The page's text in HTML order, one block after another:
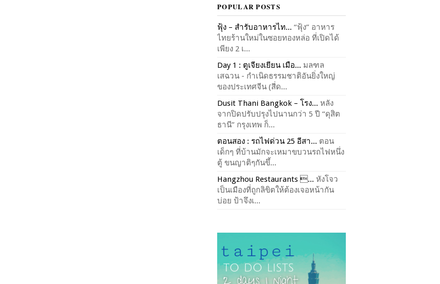
POPULAR POSTS
ฟุ้ง – สำรับอาหารไท... “ฟุ้ง” อาหาร
ไทยร้านใหม่ในซอยทองหล่อ ที่เปิดได้
เพียง 2 เ...
Day 1 : ตูเจียงเยียน เมือ... มลฑล
เสฉวน - กำเนิดธรรมชาติอันยิ่งใหญ่
ของประเทศจีน (สี่ด...
Dusit Thani Bangkok – โรง... หลัง
จากปิดปรับปรุงไปนานกว่า 5 ปี “ดุสิต
ธานี” กรุงเทพ ก็...
ตอนสอง : รถไฟด่วน 25 อีสา... ตอน
เด็กๆ ที่บ้านมักจะเหมาขบวนรถไฟหนึ่ง
ตู้ ขนญาติๆกันขึ้...
Hangzhou Restaurants ... หังโจว
เป็นเมืองที่ถูกลิขิตให้ต้องเจอหน้ากัน
บ่อย ป้าจึงเ...